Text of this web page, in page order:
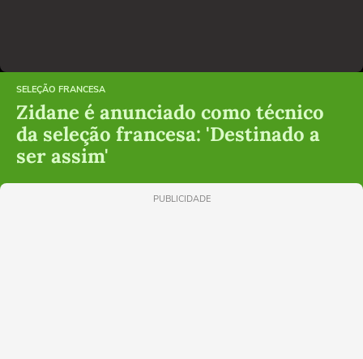
SELEÇÃO FRANCESA
Zidane é anunciado como técnico
da seleção francesa: 'Destinado a
ser assim'
PUBLICIDADE